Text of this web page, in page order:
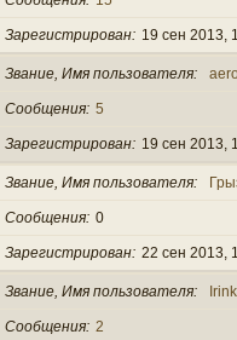
Зарегистрирован 19 сен 2013,
Звание, Имя пользователя
Сообщения 5
Зарегистрирован 19 сен 2013,
Звание, Имя пользователя
Сообщения 0
Зарегистрирован 22 сен 2013,
Звание, Имя пользователя
Сообщения 2